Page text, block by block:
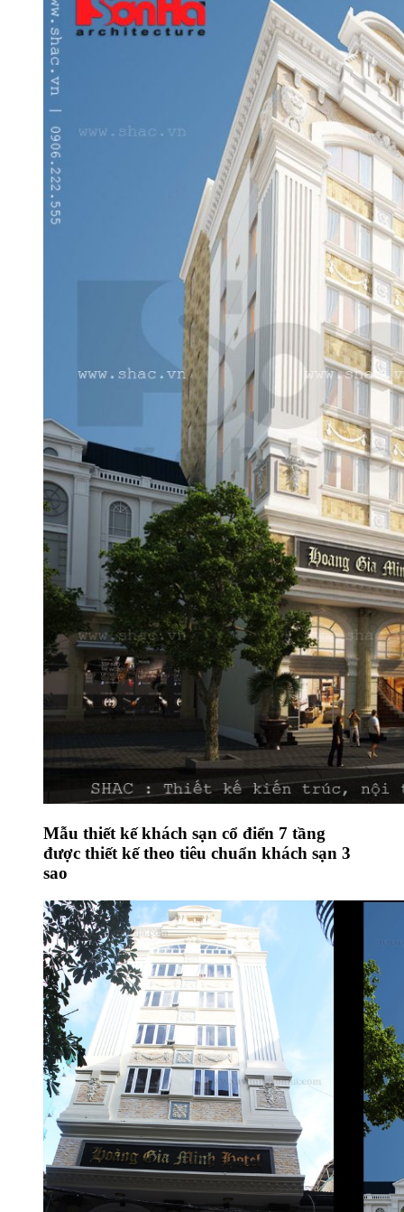
Mẫu thiết kế khách sạn cổ điển 7 tầng
được thiết kế theo tiêu chuẩn khách sạn 3
sao